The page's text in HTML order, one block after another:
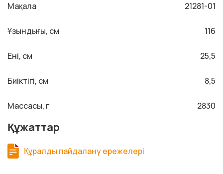
Мақала 21281-01
Ұзындығы, см 116
Ені, см 25,5
Биіктігі, см 8,5
Массасы, г 2830
Құжаттар
Құралды пайдалану ережелері